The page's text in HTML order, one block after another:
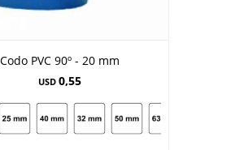
Codo PVC 90º - 20 mm
USD 0,55